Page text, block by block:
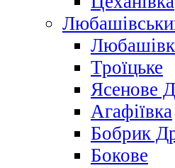
Троїцьке
Ясенове
Агафіївка
Бобрик
Бокове